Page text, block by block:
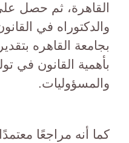
القاهرة، ثم حصل
والدكتوراه في
بجامعة القاهره
بأهمية القانون في
والمسؤوليات.
كما أنه مراجعًا